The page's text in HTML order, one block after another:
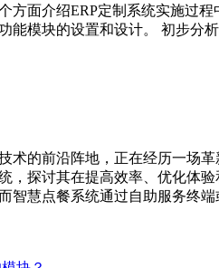
方面介绍ERP定制系统实施
能模块的设置和设计。 初步
术的前沿阵地，正在经历一场
，探讨其在提高效率、优化体
智慧点餐系统通过自助服务终